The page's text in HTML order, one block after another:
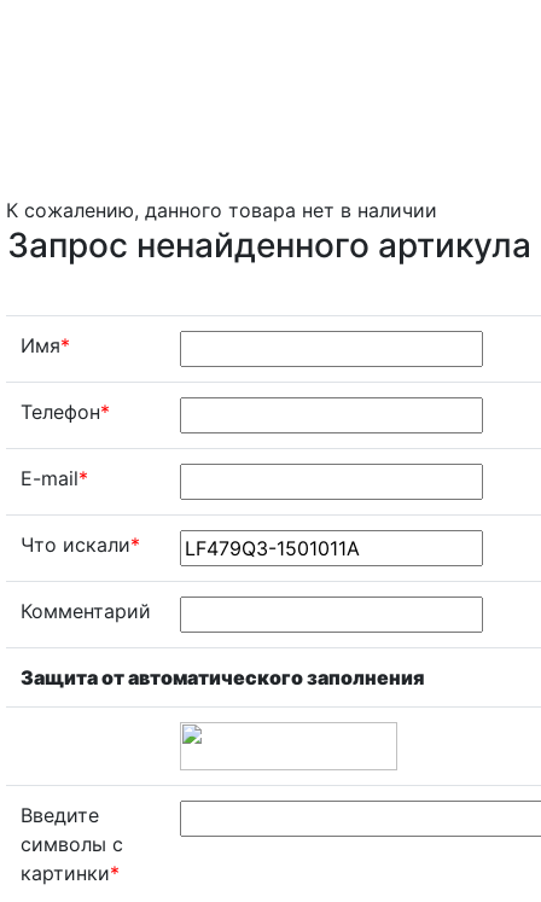
К сожалению, данного товара нет в наличии
Запрос ненайденного артикула
Имя*
Телефон*
E-mail*
Что искали*
Комментарий
Защита от автоматического заполнения
Введите
символы с
картинки*